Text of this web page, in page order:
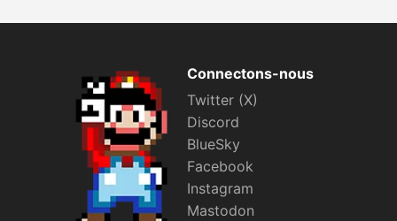
Connectons-nous
Twitter (X)
Discord
BlueSky
Facebook
Instagram
Mastodon